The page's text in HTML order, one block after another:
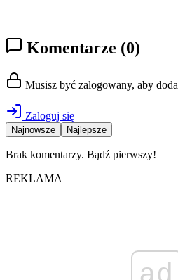
Komentarze (0)
Musisz być zalogowany, aby
Zaloguj się
Najnowsze Najlepsze
Brak komentarzy. Bądź pierwszy!
REKLAMA
ad